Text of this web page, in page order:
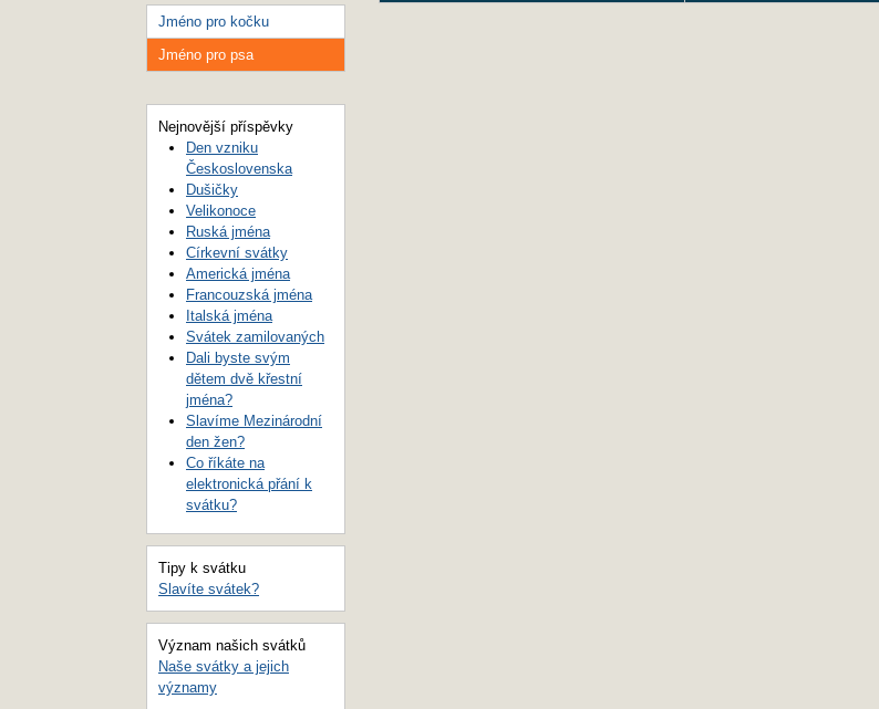
Jméno pro kočku
Jméno pro psa
Nejnovější příspěvky
Den vzniku
Československa
Dušičky
Velikonoce
Ruská jména
Církevní svátky
Americká jména
Francouzská jména
Italská jména
Svátek zamilovaných
Dali byste svým
dětem dvě křestní
jména?
Slavíme Mezinárodní
den žen?
Co říkáte na
elektronická přání k
svátku?
Tipy k svátku
Slavíte svátek?
Význam našich svátků
Naše svátky a jejich
významy